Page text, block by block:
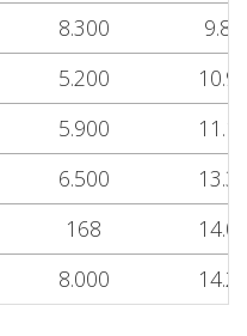
8.300
5.200
5.900
6.500
168
8.000